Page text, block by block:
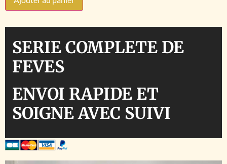
SERIE COMPLETE DE
FEVES
ENVOI RAPIDE ET
SOIGNE AVEC SUIVI